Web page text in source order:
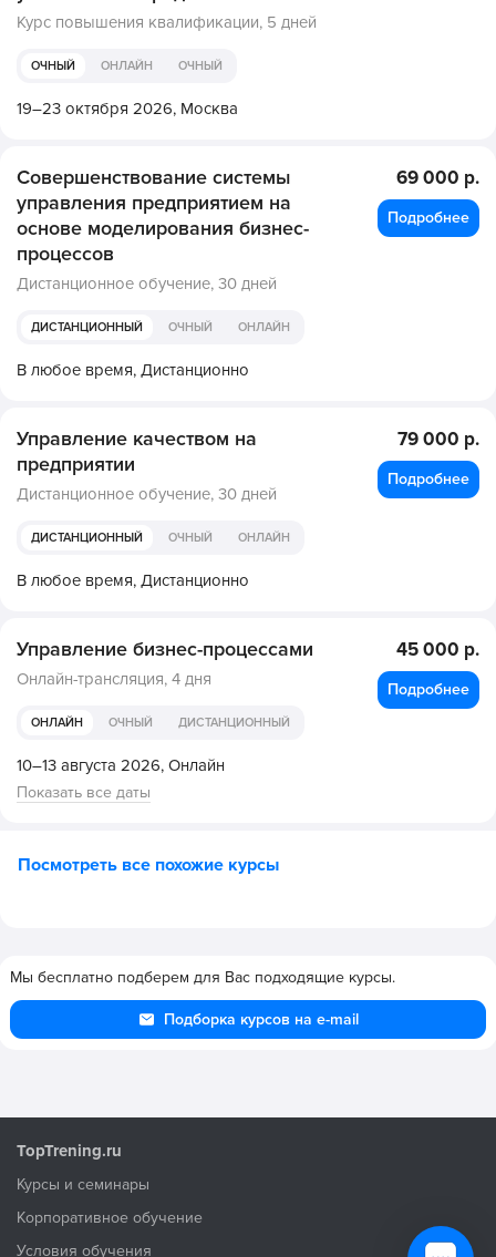
Курс повышения квалификации, 5 дней
ОЧНЫЙ ОНЛАЙН ОЧНЫЙ
19–23 октября 2026, Москва
Совершенствование системы
управления предприятием на
основе моделирования бизнес-
процессов
Дистанционное обучение, 30 дней
ДИСТАНЦИОННЫЙ ОЧНЫЙ ОНЛАЙН
В любое время, Дистанционно
69 000 р.
Подробнее
Управление качеством на
предприятии
Дистанционное обучение, 30 дней
ДИСТАНЦИОННЫЙ ОЧНЫЙ ОНЛАЙН
В любое время, Дистанционно
79 000 р.
Подробнее
Управление бизнес-процессами
Онлайн-трансляция, 4 дня
ОНЛАЙН ОЧНЫЙ ДИСТАНЦИОННЫЙ
10–13 августа 2026, Онлайн
Показать все даты
45 000 р.
Подробнее
Посмотреть все похожие курсы
Мы бесплатно подберем для Вас подходящие курсы.
Подборка курсов на e-mail
TopTrening.ru
Курсы и семинары
Корпоративное обучение
Условия обучения